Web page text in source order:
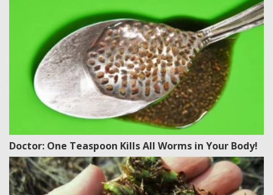
Doctor: One Teaspoon Kills All Worms in Your Body!